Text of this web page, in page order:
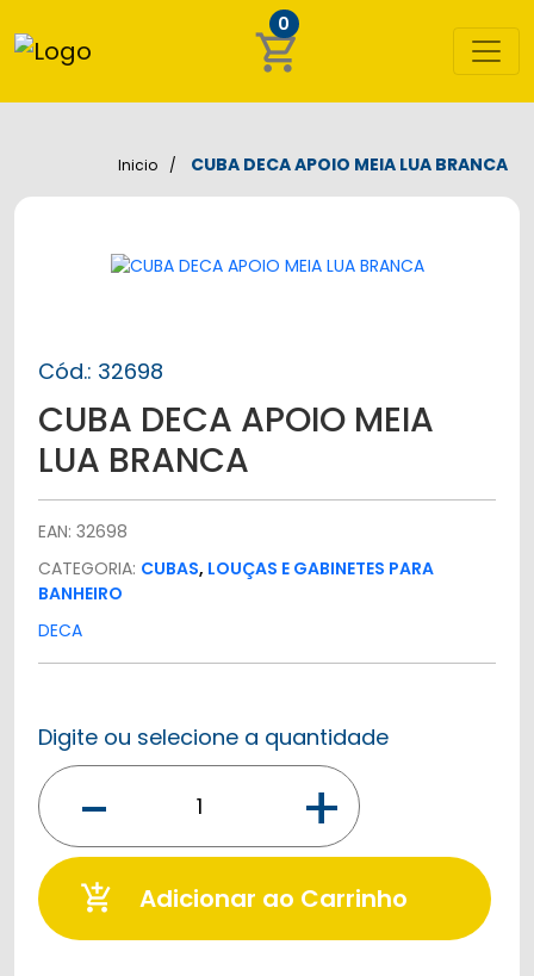
shopping_cart
0
Inicio CUBA DECA APOIO MEIA LUA BRANCA
Cód.: 32698
CUBA DECA APOIO MEIA
LUA BRANCA
EAN: 32698
CATEGORIA: CUBAS, LOUÇAS E GABINETES PARA
BANHEIRO
DECA
Digite ou selecione a quantidade
- +
add_shopping_cart Adicionar ao Carrinho